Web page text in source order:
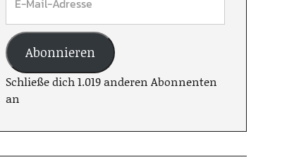
Abonnieren
Schließe dich 1.019 anderen Abonnenten
an